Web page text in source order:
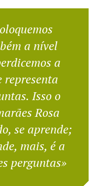
a nível
a
representa
Isso o
Rosa
se aprende;
mais, é a
perguntas»